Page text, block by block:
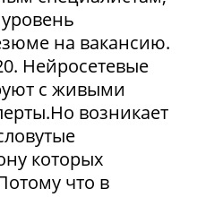
на вакансию.
Нейросетевые
с живыми
возникает
которых
что в